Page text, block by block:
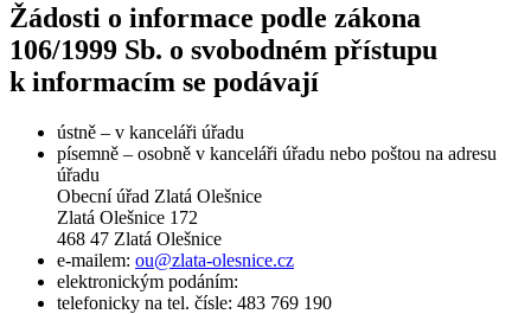
Žádosti o informace podle zákona
106/1999 Sb. o svobodném přístupu
k informacím se podávají
ústně – v kanceláři úřadu
písemně – osobně v kanceláři úřadu nebo poštou na adresu
úřadu
Obecní úřad Zlatá Olešnice
Zlatá Olešnice 172
468 47 Zlatá Olešnice
e-mailem: ou@zlata-olesnice.cz
elektronickým podáním:
telefonicky na tel. čísle: 483 769 190